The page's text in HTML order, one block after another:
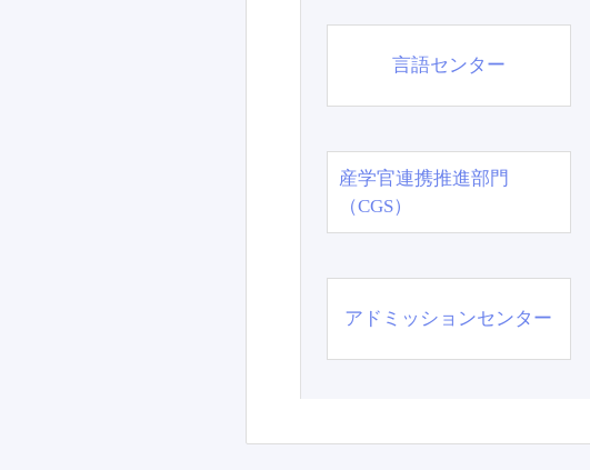
言語センター
産学官連携推進部門
（CGS）
アドミッションセンター